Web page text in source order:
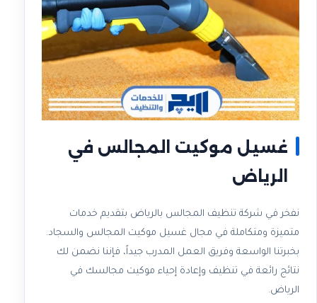
غسيل موكيت المجالس في
الرياض
نفخر في شركة تنظيف المجالس بالرياض بتقديم خدمات
متميزة ومتكاملة في مجال غسيل موكيت المجالس والسجاد.
بخبرتنا الواسعة وفريق العمل المدرب جيداً، فإننا نضمن لك
نتائج رائعة في تنظيف وإعادة إحياء موكيت مجالسك في
الرياض.